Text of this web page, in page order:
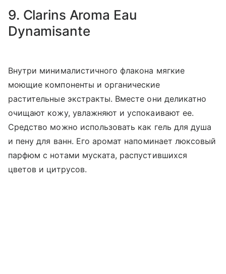
9. Clarins Aroma Eau
Dynamisante
Внутри минималистичного флакона мягкие
моющие компоненты и органические
растительные экстракты. Вместе они деликатно
очищают кожу, увлажняют и успокаивают ее.
Средство можно использовать как гель для душа
и пену для ванн. Его аромат напоминает люксовый
парфюм с нотами муската, распустившихся
цветов и цитрусов.